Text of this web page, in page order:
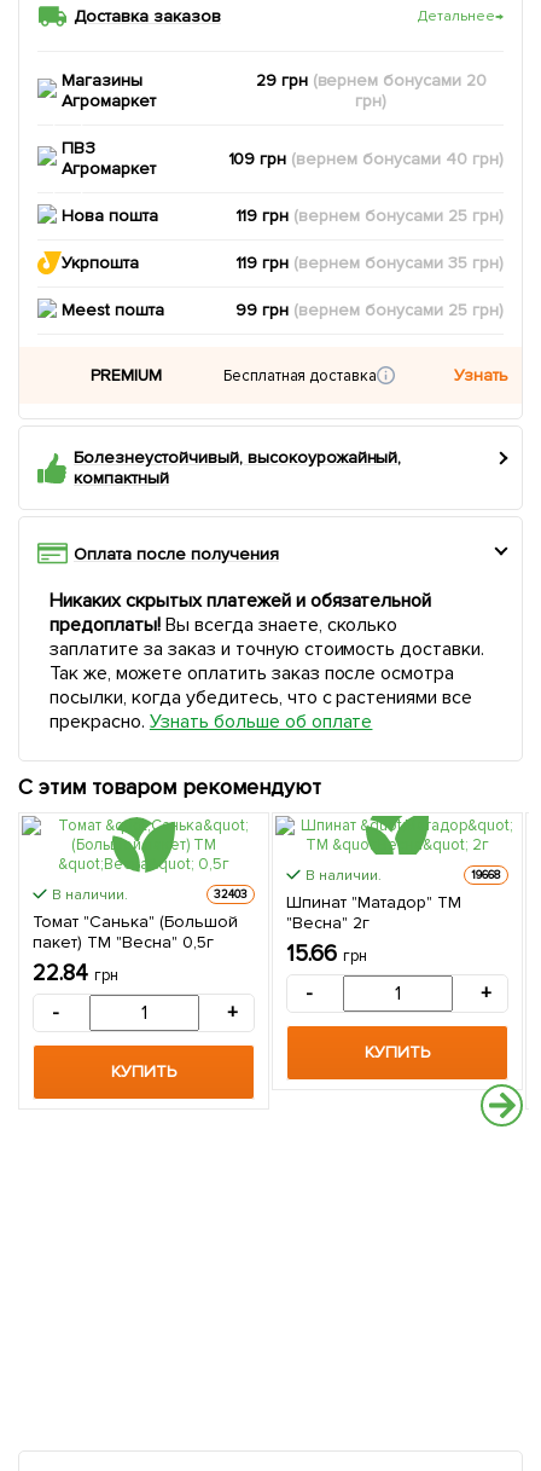
Доставка заказов Детальнее→
Магазины
Агромаркет
29 грн (вернем бонусами 20
грн)
ПВЗ
Агромаркет
109 грн (вернем бонусами 40 грн)
Нова пошта 119 грн (вернем бонусами 25 грн)
Укрпошта 119 грн (вернем бонусами35 грн)
Meest пошта 99 грн (вернем бонусами 25 грн)
PREMIUM Бесплатная доставка Узнать
Болезнеустойчивый, высокоурожайный,
компактный
Оплата после получения
Никаких скрытых платежей и обязательной
предоплаты!Вы всегда знаете, сколько
заплатите за заказ и точную стоимость доставки.
Так же, можете оплатить заказ после осмотра
посылки, когда убедитесь, что с растениями все
прекрасно. Узнать больше об оплате
С этим товаром рекомендуют
В наличии. 32403
Томат "Санька" (Большой
пакет) ТМ "Весна" 0,5г
22.84 грн
- +
КУПИТЬ
В наличии. 19668
Шпинат "Матадор" ТМ
"Весна" 2г
15.66 грн
- +
КУПИТЬ